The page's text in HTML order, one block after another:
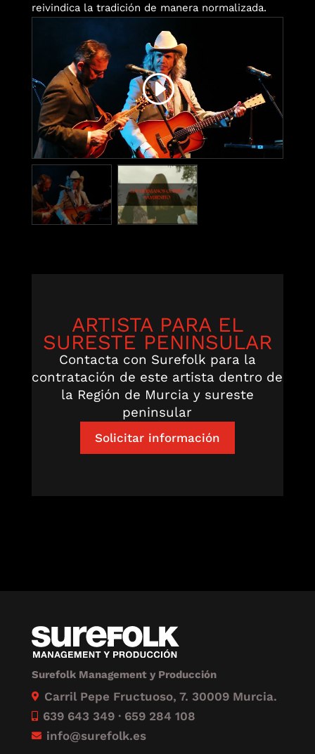
reivindica la tradición de manera normalizada.
ARTISTA PARA EL
SURESTE PENINSULAR
Contacta con Surefolk para la
contratación de este artista dentro de
la Región de Murcia y sureste
peninsular
Solicitar información
Surefolk Management y Producción
 Carril Pepe Fructuoso, 7. 30009 Murcia.
 639 643 349 · 659 284 108
 info@surefolk.es